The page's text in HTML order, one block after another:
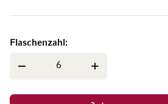
Flaschenzahl